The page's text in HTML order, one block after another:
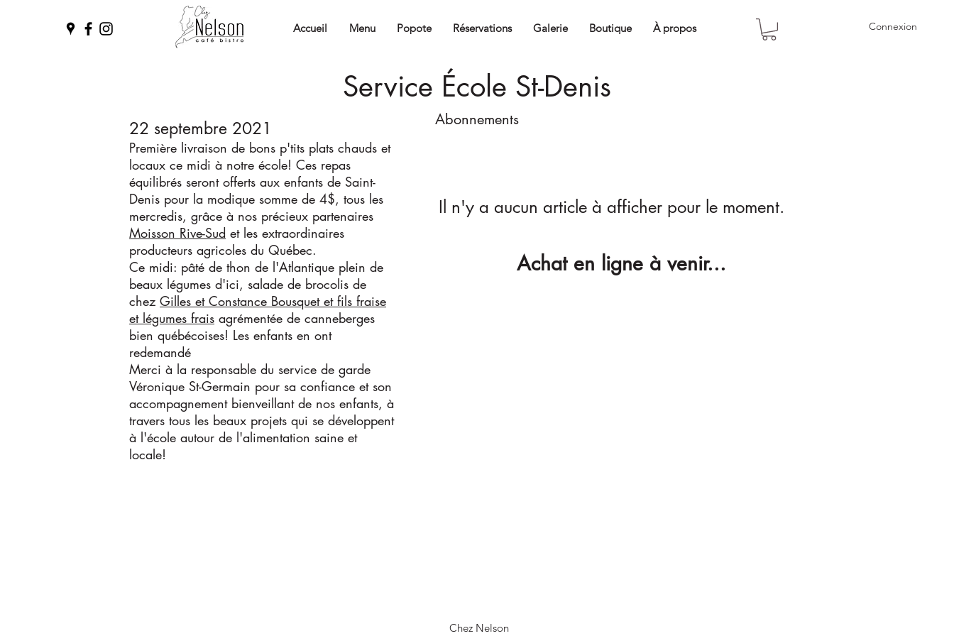
Accueil Menu Popote Réservations Galerie Boutique À propos Connexion
Service École St-Denis
Il n'y a aucun article à afficher pour le moment.
Abonnements
22 septembre 2021
Première livraison de bons p'tits plats chauds et
locaux ce midi à notre école! Ces repas
équilibrés seront offerts aux enfants de Saint-
Denis pour la modique somme de 4$, tous les
mercredis, grâce à nos précieux partenaires
Moisson Rive-Sud et les extraordinaires
producteurs agricoles du Québec.
Ce midi: pâté de thon de l'Atlantique plein de
beaux légumes d'ici, salade de brocolis de
chez Gilles et Constance Bousquet et fils fraise
et légumes frais agrémentée de canneberges
bien québécoises! Les enfants en ont
redemandé
Merci à la responsable du service de garde
Véronique St-Germain pour sa confiance et son
accompagnement bienveillant de nos enfants, à
travers tous les beaux projets qui se développent
à l'école autour de l'alimentation saine et
locale!
Achat en ligne à venir...
Chez Nelson